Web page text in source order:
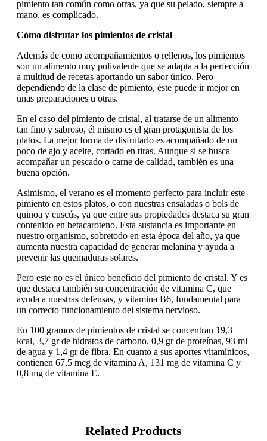
pimiento tan común como otras, ya que su pelado, siempre a
mano, es complicado.
Cómo disfrutar los pimientos de cristal
Además de como acompañamientos o rellenos, los pimientos
son un alimento muy polivalente que se adapta a la perfección
a multitud de recetas aportando un sabor único. Pero
dependiendo de la clase de pimiento, éste puede ir mejor en
unas preparaciones u otras.
En el caso del pimiento de cristal, al tratarse de un alimento
tan fino y sabroso, él mismo es el gran protagonista de los
platos. La mejor forma de disfrutarlo es acompañado de un
poco de ajo y aceite, cortado en tiras. Aunque si se busca
acompañar un pescado o carne de calidad, también es una
buena opción.
Asimismo, el verano es el momento perfecto para incluir este
pimiento en estos platos, o con nuestras ensaladas o bols de
quinoa y cuscús, ya que entre sus propiedades destaca su gran
contenido en betacaroteno. Esta sustancia es importante en
nuestro organismo, sobretodo en esta época del año, ya que
aumenta nuestra capacidad de generar melanina y ayuda a
prevenir las quemaduras solares.
Pero este no es el único beneficio del pimiento de cristal. Y es
que destaca también su concentración de vitamina C, que
ayuda a nuestras defensas, y vitamina B6, fundamental para
un correcto funcionamiento del sistema nervioso.
En 100 gramos de pimientos de cristal se concentran 19,3
kcal, 3,7 gr de hidratos de carbono, 0,9 gr de proteínas, 93 ml
de agua y 1,4 gr de fibra. En cuanto a sus aportes vitamínicos,
contienen 67,5 mcg de vitamina A, 131 mg de vitamina C y
0,8 mg de vitamina E.
Related Products